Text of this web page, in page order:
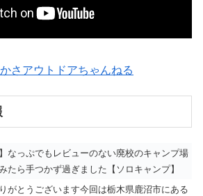
さアウトドアちゃんねる
】なっぷでもレビューのない廃校のキャンプ場
たら手つかず過ぎました【ソロキャンプ】
がとうございます今回は栃木県鹿沼市にある